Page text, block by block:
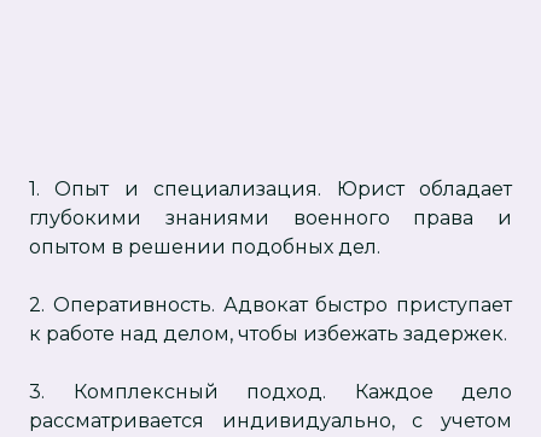
1. Опыт и специализация. Юрист обладает
глубокими знаниями военного права и
опытом в решении подобных дел.
2. Оперативность. Адвокат быстро приступает
к работе над делом, чтобы избежать задержек.
3. Комплексный подход. Каждое дело
рассматривается индивидуально, с учетом